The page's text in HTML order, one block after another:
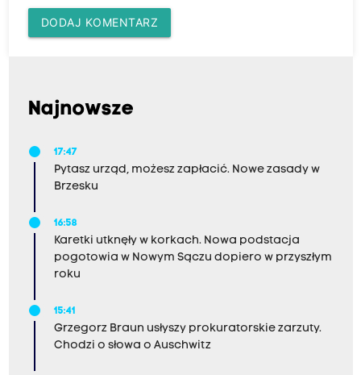
DODAJ KOMENTARZ
Najnowsze
17:47
Pytasz urząd, możesz zapłacić. Nowe zasady w
Brzesku
16:58
Karetki utknęły w korkach. Nowa podstacja
pogotowia w Nowym Sączu dopiero w przyszłym
roku
15:41
Grzegorz Braun usłyszy prokuratorskie zarzuty.
Chodzi o słowa o Auschwitz